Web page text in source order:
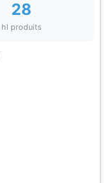
28
hl produits